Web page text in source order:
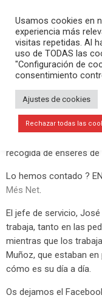
febrero 13, 2019
Conocemos
de enseres
Este miércoles 13 de
recogida de enseres de
Lo hemos contado ?
Més Net
El jefe de servicio,
trabaja, tanto en las
mientras que los
Muñoz, que estaban
cómo es su día a día.
Os dejamos el
Usamos cookies en
experiencia más
visitas repetidas. Al
uso de TODAS las
"Configuración de
consentimiento
Ajustes de cookies
Rechazar todas las